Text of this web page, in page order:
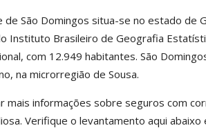
de São Domingos situa-se no estado de
Instituto Brasileiro de Geografia
com 12.949 habitantes. São
na microrregião de Sousa.
mais informações sobre seguros com
Verifique o levantamento aqui